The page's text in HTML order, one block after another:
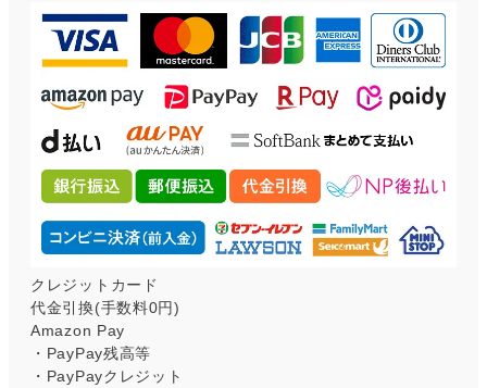
クレジットカード
代金引換(手数料0円)
Amazon Pay
・PayPay残高等
・PayPayクレジット